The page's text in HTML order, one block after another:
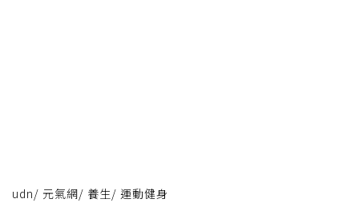
udn/ 元氣網/ 養生/ 運動健身